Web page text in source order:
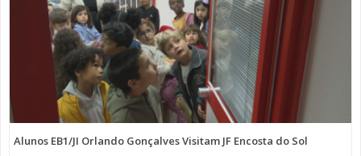
Alunos EB1/JI Orlando Gonçalves Visitam JF Encosta do Sol